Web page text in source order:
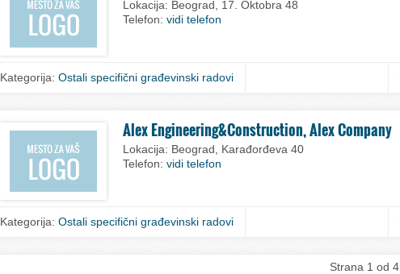
Lokacija: Beograd, 17. Oktobra 48
Telefon: vidi telefon
Kategorija: Ostali specifični građevinski radovi
Alex Engineering&Construction, Alex Company
Lokacija: Beograd, Karađorđeva 40
Telefon: vidi telefon
Kategorija: Ostali specifični građevinski radovi
Strana 1 od 4